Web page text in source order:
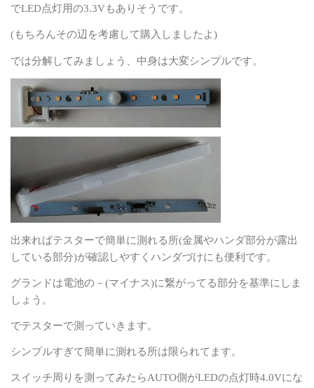
でLED点灯用の3.3Vもありそうです。
(もちろんその辺を考慮して購入しましたよ)
では分解してみましょう、中身は大変シンプルです。
出来ればテスターで簡単に測れる所(金属やハンダ部分が露出
している部分)が確認しやすくハンダづけにも便利です。
グランドは電池の－ (マイナス)に繋がってる部分を基準にしま
しょう。
でテスターで測っていきます。
シンプルすぎて簡単に測れる所は限られてます。
スイッチ周りを測ってみたらAUTO側がLEDの点灯時4.0Vにな